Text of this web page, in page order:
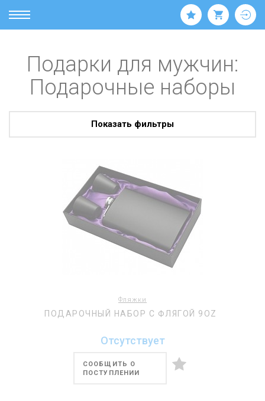
Подарки для мужчин:
Подарочные наборы
Показать фильтры
Фляжки
ПОДАРОЧНЫЙ НАБОР С ФЛЯГОЙ 9OZ
Отсутствует
СООБЩИТЬ О
ПОСТУПЛЕНИИ